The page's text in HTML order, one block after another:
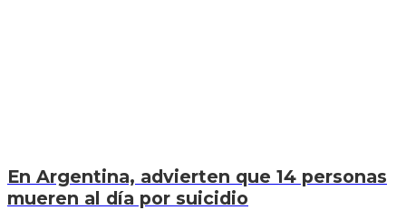
En Argentina, advierten que 14 personas
mueren al día por suicidio